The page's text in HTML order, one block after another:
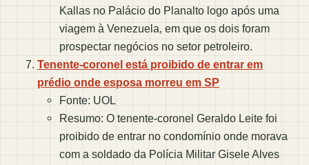
Kallas no Palácio do Planalto logo após uma
viagem à Venezuela, em que os dois foram
prospectar negócios no setor petroleiro.
Tenente-coronel está proibido de entrar em
prédio onde esposa morreu em SP
Fonte: UOL
Resumo: O tenente-coronel Geraldo Leite foi
proibido de entrar no condomínio onde morava
com a soldado da Polícia Militar Gisele Alves